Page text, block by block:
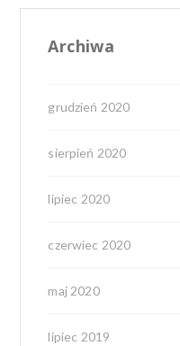
Archiwa
grudzień 2020
sierpień 2020
lipiec 2020
czerwiec 2020
maj 2020
lipiec 2019